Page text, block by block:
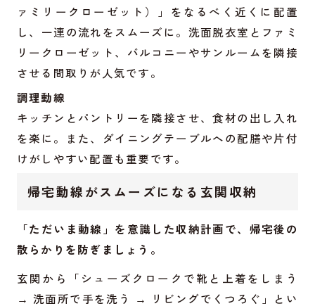
ァミリークローゼット）」をなるべく近くに配置
し、一連の流れをスムーズに。洗面脱衣室とファミ
リークローゼット、バルコニーやサンルームを隣接
させる間取りが人気です。
調理動線
キッチンとパントリーを隣接させ、食材の出し入れ
を楽に。また、ダイニングテーブルへの配膳や片付
けがしやすい配置も重要です。
帰宅動線がスムーズになる玄関収納
「ただいま動線」を意識した収納計画で、帰宅後の
散らかりを防ぎましょう。
玄関から「シューズクロークで靴と上着をしまう
→ 洗面所で手を洗う → リビングでくつろぐ」とい